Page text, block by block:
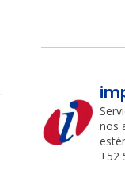
nos
+52